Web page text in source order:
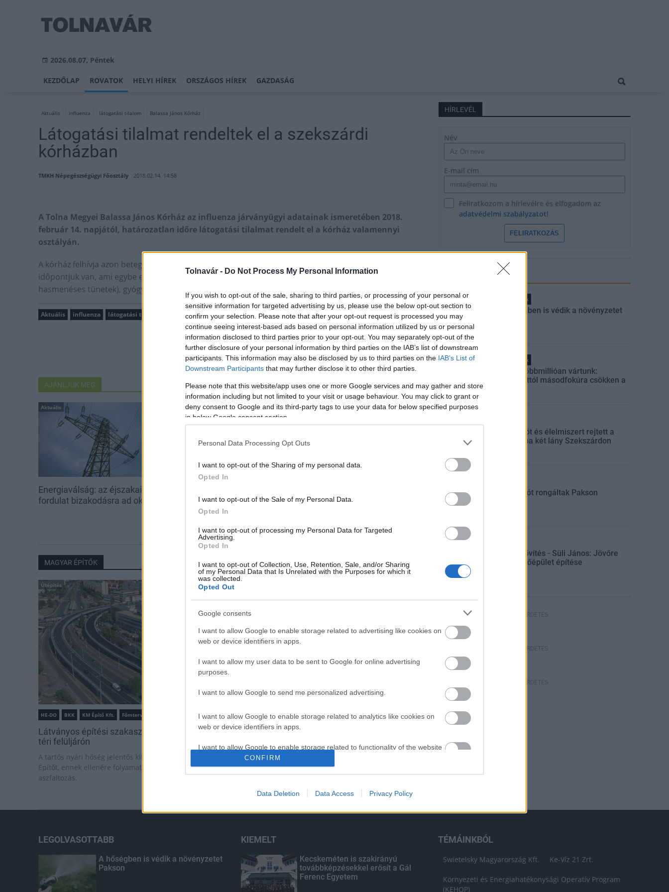
Tolnavár - Do Not Process My Personal Information
If you wish to opt-out of the sale, sharing to third parties, or processing of your personal or
sensitive information for targeted advertising by us, please use the below opt-out section to
confirm your selection. Please note that after your opt-out request is processed you may
continue seeing interest-based ads based on personal information utilized by us or personal
information disclosed to third parties prior to your opt-out. You may separately opt-out of the
further disclosure of your personal information by third parties on the IAB’s list of downstream
participants. This information may also be disclosed by us to third parties on the IAB’s List of
Downstream Participants that may further disclose it to other third parties.
Please note that this website/app uses one or more Google services and may gather and store
information including but not limited to your visit or usage behaviour. You may click to grant or
deny consent to Google and its third-party tags to use your data for below specified purposes
in below Google consent section.
Personal Data Processing Opt Outs
I want to opt-out of the Sharing of my personal data.
Opted In
I want to opt-out of the Sale of my Personal Data.
Opted In
I want to opt-out of processing my Personal Data for Targeted
Advertising.
Opted In
I want to opt-out of Collection, Use, Retention, Sale, and/or Sharing
of my Personal Data that Is Unrelated with the Purposes for which it
was collected.
Opted Out
Google consents
I want to allow Google to enable storage related to advertising like cookies on
web or device identifiers in apps.
I want to allow my user data to be sent to Google for online advertising
purposes.
I want to allow Google to send me personalized advertising.
I want to allow Google to enable storage related to analytics like cookies on
web or device identifiers in apps.
I want to allow Google to enable storage related to functionality of the website
authentication functionality and fraud prevention, and other user protection.
CONFIRM
Data Deletion Data Access Privacy Policy
2026.08.07, Péntek
KEZDŐLAP ROVATOK HELYI HÍREK ORSZÁGOS HÍREK GAZDASÁG
Aktuális influenza látogatási tilalom Balassa János Kórház
Látogatási tilalmat rendeltek el a szekszárdi
kórházban
TMKH Népegészségügyi Főosztály 2018.02.14. 14:58
A Tolna Megyei Balassa János Kórház az influenza járványügyi adatainak ismeretében 2018.
február 14. napjától, határozatlan időre látogatási tilalmat rendelt el a kórház valamennyi
osztályán.
A kórház felhívja azon betegek figyelmét, akinek akár járó-, akár fekvőbetegellátásra előjegyzési
időpontjuk van, ami egybe esik szezonális megbetegedéssel (pl. lázás légúti betegség, illetve
hasmenéses tünetek), gyógyulást követően telefonon kérjenek új időpontot az ellátásra.
Aktuális influenza látogatási tilalom Balassa János Kórház
AJÁNLJUK MÉG
Aktuális
Energiaválság: az éjszakai
fordulat bizakodásra ad okot
Aktuális
kedden üzemben tartható az
utolsó turbina
Aktuális
hatása a környezetre, hogy a
MAGYAR ÉPÍTŐK
Útépítés
HE-DO BKK KM Építő Kft. Főmterv Mérnöki Tervező Zrt.
Látványos építési szakasz indult be a Flórián
téri felüljárón
A tartós nyári hőség jelentős kihívás elé állítja a KM
Építőt, ennek ellenére folyamatosan halad az
aszfaltozás.
árnyékában?
Elkészült a Liszt Ferenc repülőtér
és közműhálózatának fejlesztése
Látlelet a hazai víziközművekről?
vezetéken múlt Bicske vízellátása
Épített öröksége megújításával is
évfordulójára
HÍRLEVÉL
Név
E-mail cím
Feliratkozom a hírlevélre és elfogadom az
adatvédelmi szabályzatot!
FELIRATKOZÁS
Helyi hírek
A hőségben is védik a növényzetet
Helyi hírek
Amire többmillióan vártunk:
szombattól másodfokúra csökken a
Parfümöt és élelmiszert rejtett a
táskájába két lány Szekszárdon
Sorompót rongáltak Pakson
Paksi bővítés - Süli János: Jövőre
indul a főépület építése
HIRDETÉS
HIRDETÉS
HIRDETÉS
LEGOLVASOTTABB
A hőségben is védik a növényzetet
Pakson
KIEMELT
Kecskeméten is szakirányú
továbbképzésekkel erősít a Gál
Ferenc Egyetem
TÉMÁINKBÓL
Swietelsky Magyarország Kft. Ke-Víz 21 Zrt.
Környezeti és Energiahatékonysági Operatív Program
(KEHOP)